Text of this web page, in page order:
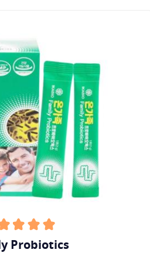
subsp. bulgaricus
một số dấu ấn sinh
và stress oxy hóa ở
đường thai kỳ
như Lactobacillus
Lactobacillus
paracasei
sự xâm nhập của
có chứaLactobacillus
,
chống lại vi khuẩn E. coli
Probiotics